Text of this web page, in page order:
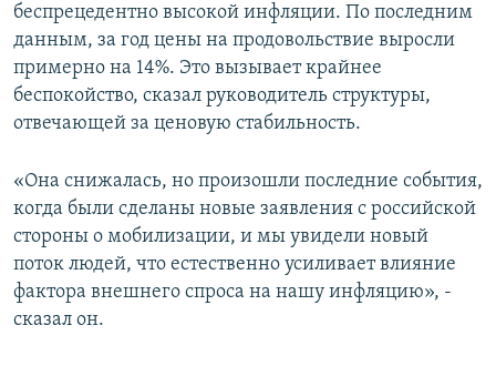
беспрецедентно высокой инфляции. По последним
данным, за год цены на продовольствие выросли
примерно на 14%. Это вызывает крайнее
беспокойство, сказал руководитель структуры,
отвечающей за ценовую стабильность.
«Она снижалась, но произошли последние события,
когда были сделаны новые заявления с российской
стороны о мобилизации, и мы увидели новый
поток людей, что естественно усиливает влияние
фактора внешнего спроса на нашу инфляцию», -
сказал он.